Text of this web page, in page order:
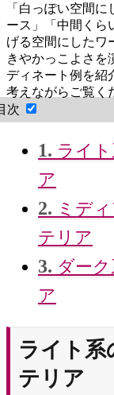
「白っぽい空間
ース」「中間くら
げる空間にしたワ
きやかっこよさを
ディネート例を紹
考えながらご覧く
次
1. ライ
ア
2. ミデ
テリア
3. ダー
ア
ライト系
テリア